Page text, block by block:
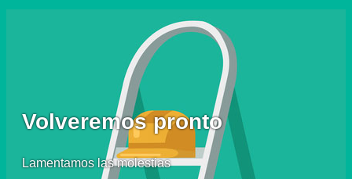
Volveremos pronto
Lamentamos las molestias